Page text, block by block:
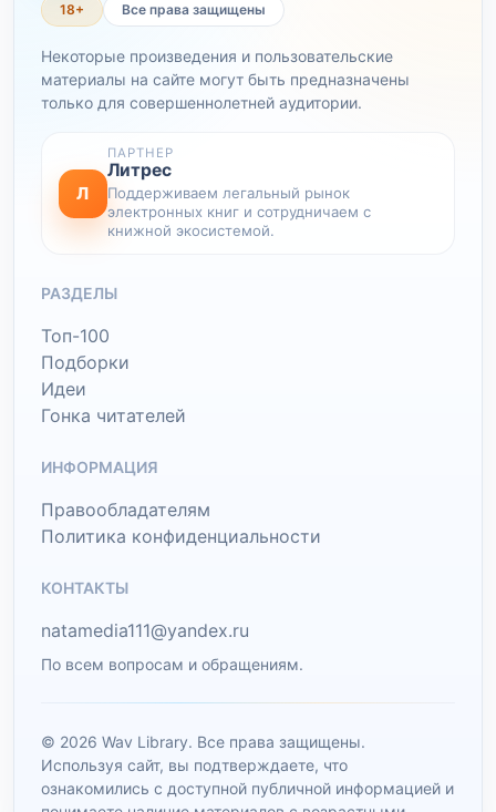
18+ Все права защищены
Некоторые произведения и пользовательские
материалы на сайте могут быть предназначены
только для совершеннолетней аудитории.
Л
ПАРТНЕР
Литрес
Поддерживаем легальный рынок
электронных книг и сотрудничаем с
книжной экосистемой.
РАЗДЕЛЫ
Топ-100
Подборки
Идеи
Гонка читателей
ИНФОРМАЦИЯ
Правообладателям
Политика конфиденциальности
КОНТАКТЫ
natamedia111@yandex.ru
По всем вопросам и обращениям.
© 2026 Wav Library. Все права защищены.
Используя сайт, вы подтверждаете, что
ознакомились с доступной публичной информацией и